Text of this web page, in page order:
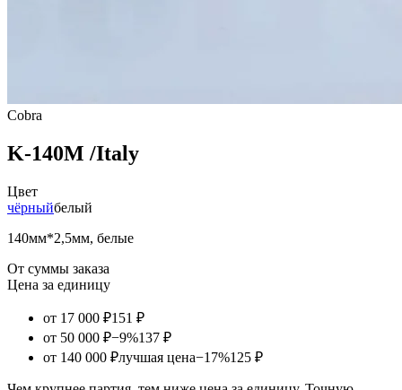
Cobra
K-140M /Italy
Цвет
чёрныйбелый
140мм*2,5мм, белые
От суммы заказа
Цена за единицу
от 17 000 ₽151 ₽
от 50 000 ₽−9%137 ₽
от 140 000 ₽лучшая цена−17%125 ₽